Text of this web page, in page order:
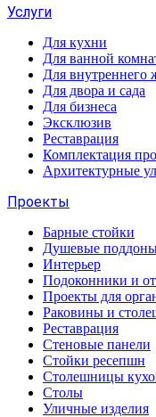
Услуги
Для кухни
Для ванной
Для внутреннего
Для двора и сада
Для бизнеса
Эксклюзив
Реставрация
Комплектация
Архитектурные
Проекты
Барные стойки
Душевые
Интерьер
Подоконники и
Проекты для
Раковины и
Реставрация
Стеновые панели
Стойки ресепшн
Столешницы
Столы
Уличные изделия